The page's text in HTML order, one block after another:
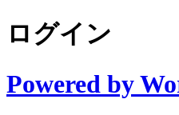
ログイン
Powered by